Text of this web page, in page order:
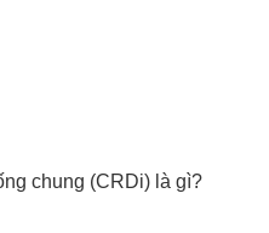
chung (CRDi) là gì?